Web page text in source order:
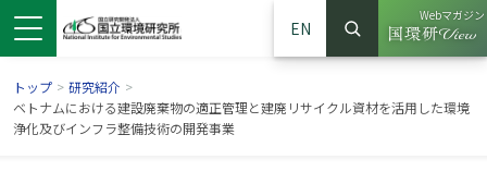
EN
サイト内検索
検索
Webマガジン
（別ウイ
トップ > 研究紹介 >
ベトナムにおける建設廃棄物の適正管理と建廃リサイクル資材を活用した環境
浄化及びインフラ整備技術の開発事業